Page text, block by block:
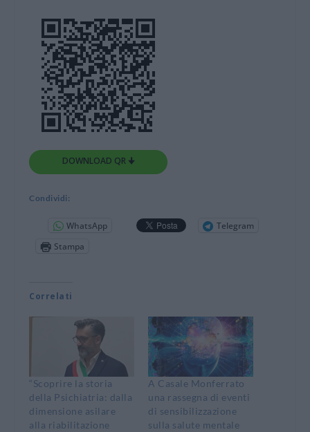
DOWNLOAD QR 🠋
Condividi:
WhatsApp
Telegram
Stampa
Correlati
“Scoprire la storia
della Psichiatria: dalla
dimensione asilare
alla riabilitazione
A Casale Monferrato
una rassegna di eventi
di sensibilizzazione
sulla salute mentale